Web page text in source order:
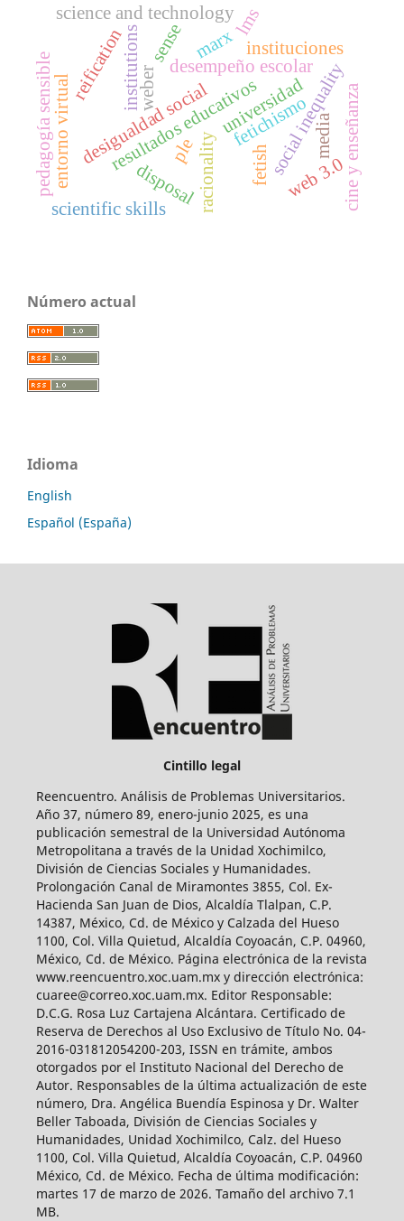
universidad
fetichismo
resultados educativos
desempeño escolar
social inequality
desigualdad social
racionality
weber
institutions instituciones
fetish
disposal
reification marx
media cine y enseñanza
science and technology
scientific skills
ple
lms
entorno virtual web 3.0
pedagogía sensible
sense
Número actual
Idioma
English
Español (España)
Cintillo legal
Reencuentro. Análisis de Problemas Universitarios.
Año 37, número 89, enero-junio 2025, es una
publicación semestral de la Universidad Autónoma
Metropolitana a través de la Unidad Xochimilco,
División de Ciencias Sociales y Humanidades.
Prolongación Canal de Miramontes 3855, Col. Ex-
Hacienda San Juan de Dios, Alcaldía Tlalpan, C.P.
14387, México, Cd. de México y Calzada del Hueso
1100, Col. Villa Quietud, Alcaldía Coyoacán, C.P. 04960,
México, Cd. de México. Página electrónica de la revista
www.reencuentro.xoc.uam.mx y dirección electrónica:
cuaree@correo.xoc.uam.mx. Editor Responsable:
D.C.G. Rosa Luz Cartajena Alcántara. Certificado de
Reserva de Derechos al Uso Exclusivo de Título No. 04-
2016-031812054200-203, ISSN en trámite, ambos
otorgados por el Instituto Nacional del Derecho de
Autor. Responsables de la última actualización de este
número, Dra. Angélica Buendía Espinosa y Dr. Walter
Beller Taboada, División de Ciencias Sociales y
Humanidades, Unidad Xochimilco, Calz. del Hueso
1100, Col. Villa Quietud, Alcaldía Coyoacán, C.P. 04960
México, Cd. de México. Fecha de última modificación:
martes 17 de marzo de 2026. Tamaño del archivo 7.1
MB.